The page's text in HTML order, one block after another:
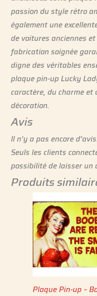
passion du style rétro
également une
de voitures anciennes
fabrication soignée
digne des véritables
plaque pin-up Lucky
caractère, du charme
décoration.
Avis
Il n’y a pas encore d’avis.
Seuls les clients
possibilité de laisser un
Produits
Plaque Pin-up –